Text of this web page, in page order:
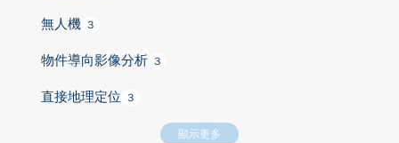
無人機 3
物件導向影像分析 3
直接地理定位 3
顯示更多